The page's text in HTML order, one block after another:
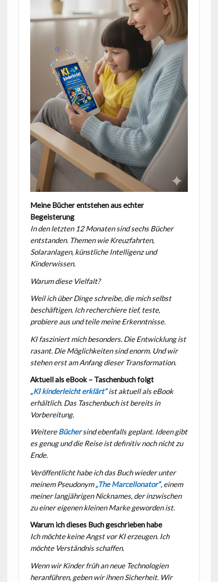
Meine Bücher entstehen aus echter
Begeisterung
In den letzten 12 Monaten sind sechs Bücher
entstanden. Themen wie Kreuzfahrten,
Solaranlagen, künstliche Intelligenz und
Kinderwissen.
Warum diese Vielfalt?
Weil ich über Dinge schreibe, die mich selbst
beschäftigen. Ich recherchiere tief, teste,
probiere aus und teile meine Erkenntnisse.
KI fasziniert mich besonders. Die Entwicklung ist
rasant. Die Möglichkeiten sind enorm. Und wir
stehen erst am Anfang dieser Transformation.
Aktuell als eBook – Taschenbuch folgt
„KI kinderleicht erklärt“ist aktuell als eBook
erhältlich. Das Taschenbuch ist bereits in
Vorbereitung.
WeitereBüchersind ebenfalls geplant. Ideen gibt
es genug und die Reise ist definitiv noch nicht zu
Ende.
Veröffentlicht habe ich das Buch wieder unter
meinem Pseudonym„The Marcellonator“, einem
meiner langjährigen Nicknames, der inzwischen
zu einer eigenen kleinen Marke geworden ist.
Warum ich dieses Buch geschrieben habe
Ich möchte keine Angst vor KI erzeugen. Ich
möchte Verständnis schaffen.
Wenn wir Kinder früh an neue Technologien
heranführen, geben wir ihnen Sicherheit. Wir